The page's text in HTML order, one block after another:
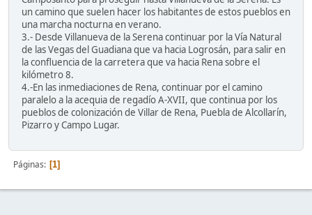
un camino que suelen hacer los habitantes de estos pueblos en
una marcha nocturna en verano.
3.- Desde Villanueva de la Serena continuar por la Vía Natural
de las Vegas del Guadiana que va hacia Logrosán, para salir en
la confluencia de la carretera que va hacia Rena sobre el
kilómetro 8.
4.-En las inmediaciones de Rena, continuar por el camino
paralelo a la acequia de regadío A-XVII, que continua por los
pueblos de colonización de Villar de Rena, Puebla de Alcollarín,
Pizarro y Campo Lugar.
Páginas 1